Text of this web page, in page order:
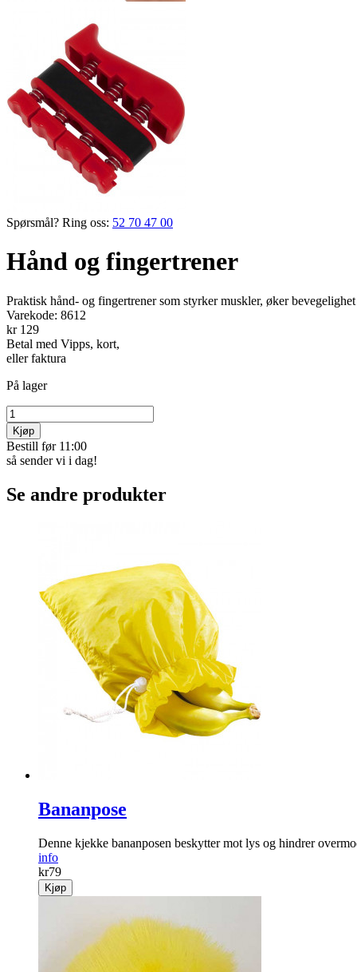
Spørsmål? Ring oss: 52 70 47 00
Hånd og fingertrener
Praktisk hånd- og fingertrener som styrker muskler, øker
Varekode: 8612
kr 129
Betal med Vipps, kort,
eller faktura
På lager
Kjøp
Bestill før 11:00
så sender vi i dag!
Se andre produkter
Bananpose
Denne kjekke bananposen beskytter mot lys og hindrer
info
kr79
Kjøp